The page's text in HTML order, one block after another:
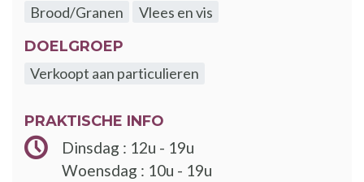
Brood/Granen
Vlees en vis
DOELGROEP
Verkoopt aan particulieren
PRAKTISCHE INFO
Dinsdag : 12u - 19u
Woensdag : 10u - 19u